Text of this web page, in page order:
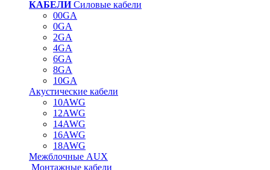
КАБЕЛИСиловые кабели
00GA
0GA
2GA
4GA
6GA
8GA
10GA
Акустические кабели
10AWG
12AWG
14AWG
16AWG
18AWG
Межблочные AUX
Монтажные кабели